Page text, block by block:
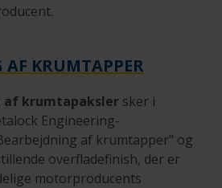
AF KRUMTAPPER
af krumtapaksler sker i
Engineering-
af krumtapper" og
overfladefinish, der er
motorproducents